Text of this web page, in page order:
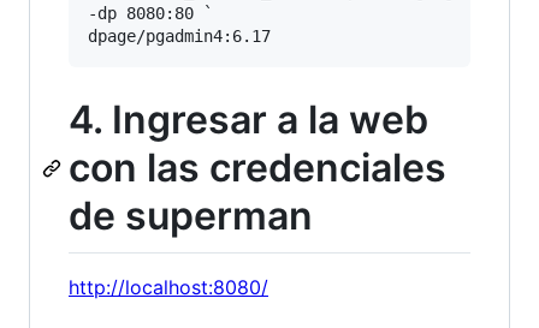
-dp 8080:80 `
4. Ingresar a la web
con las credenciales
de superman
http://localhost:8080/